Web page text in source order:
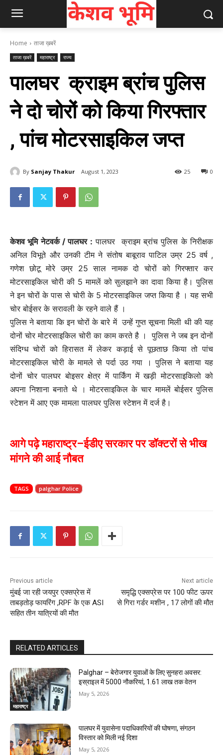
Home ताजा ख़बरें
ताजा ख़बरें महाराष्ट्र राज्य
पालघर क्राइम ब्रांच पुलिस
ने दो चोरों को किया गिरफ्तार
, पांच मोटरसाइकिल जप्त
By Sanjay Thakur August 1, 2023 0
25
केशव भूमि नेटवर्क / पालघर : पालघर क्राइम ब्रांच पुलिस के निरीक्षक
अनिल विभूते और उनकी टीम ने संतोष बाबूराव पाटिल उम्र 25 वर्ष ,
गणेश छोटू मोरे उम्र 25 साल नामक दो चोरों को गिरफ्तार कर
मोटरसाइकिल चोरी की 5 मामलें को सुलझाने का दावा किया है। पुलिस
ने इन चोरों के पास से चोरी के 5 मोटरसाइकिल जप्त किया है । यह सभी
चोर बोईसर के सरावली के रहने वाले हैं ।
पुलिस ने बताया कि इन चोरों के बारे में उन्हें गुप्त सूचना मिली थी की यह
दोनों चोर मोटरसाइकिल चोरी का काम करते है । पुलिस ने जब इन दोनों
संदिग्ध चोरों को हिरासत में लेकर कड़ाई से पूछताछ किया तो पांच
मोटरसाइकिल चोरी के मामले से पर्दा उठ गया । पुलिस ने बताया यह
दोनों चोर पालघर बोइसर क्षेत्र में पार्किंग में खड़ी मोटरसाइकिलो को
अपना निशाना बनाते थे । मोटरसाइकिल के चार मामलें बोईसर पुलिस
स्टेशन में आए एक मामला पालघर पुलिस स्टेशन में दर्ज है।
आगे पढ़े महाराष्ट्र–ईडीए सरकार पर डॉक्टरों से भीख
मांगने की आई नौबत
TAGS palghar Police
Previous article
मुंबई जा रही जयपुर एक्सप्रेस में
ताबड़तोड़ फायरिंग ,RPF के एक ASI
सहित तीन यात्रियों की मौत
Next article
समृद्धि एक्सप्रेस पर 100 फीट ऊपर
से गिरा गर्डर मशीन , 17 लोगों की मौत
RELATED ARTICLES
महाराष्ट्र
Palghar – बेरोजगार युवाओं के लिए सुनहरा अवसर:
इस्राइल में 5000 नौकरियां, ₹1.61 लाख तक वेतन
May 5, 2026
पालघर में युवासेना पदाधिकारियों की घोषणा, संगठन
विस्तार को मिली नई दिशा
May 5, 2026